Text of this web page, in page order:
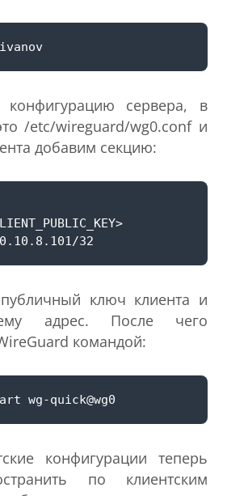
конфигурацию сервера, в
/etc/wireguard/wg0.conf и
добавим секцию:
ключ клиента и
адрес. После чего
командой:
конфигурации теперь
по клиентским